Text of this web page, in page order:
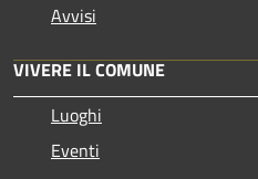
Avvisi
VIVERE IL COMUNE
Luoghi
Eventi